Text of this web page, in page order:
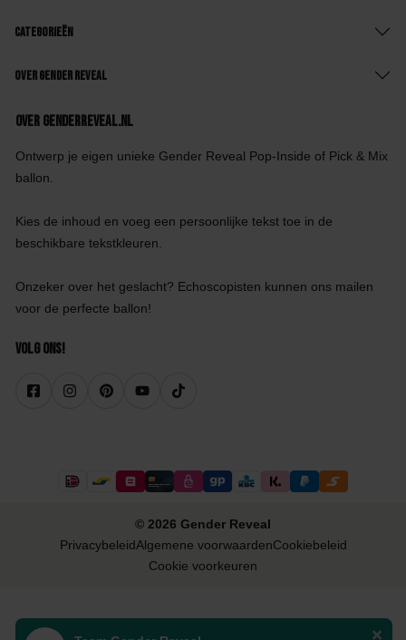
Categorieën
Over Gender Reveal
Over GenderReveal.nl
Ontwerp je eigen unieke Gender Reveal Pop-Inside of Pick & Mix
ballon.
Kies de inhoud en voeg een persoonlijke tekst toe in de
beschikbare tekstkleuren.
Onzeker over het geslacht? Echoscopisten kunnen ons mailen
voor de perfecte ballon!
Volg ons!
© 2026 Gender Reveal
PrivacybeleidAlgemene voorwaardenCookiebeleid
Cookie voorkeuren